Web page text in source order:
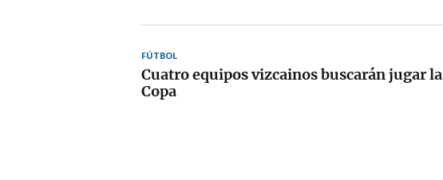
FÚTBOL
Cuatro equipos vizcainos buscarán jugar la
Copa